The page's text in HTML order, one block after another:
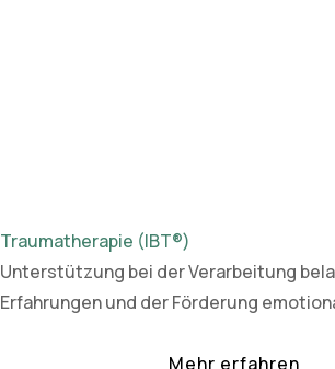
Traumatherapie (IBT®)
Unterstützung bei der Verarbeitung
Erfahrungen und der Förderung
Mehr erfahren